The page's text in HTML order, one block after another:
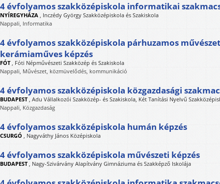
4 évfolyamos szakközépiskola informatikai
NYÍREGYHÁZA , Inczédy György Szakközépiskola és Szakiskola
Nappali, Informatika
4 évfolyamos szakközépiskola párhuzamos
kerámiaműves képzés
FÓT, Fóti Népművészeti Szakközép és Szakiskola
Nappali, Művészet, közmüvelődés, kommunikáció
4 évfolyamos szakközépiskola közgazdasági
BUDAPEST, Adu Vállalkozói Szakközép- és Szakiskola, Két Tanítási Nyelvű
Nappali, Közgazdaság
4 évfolyamos szakközépiskola humán képzés
CSURGÓ , Nagyváthy János Középiskola
4 évfolyamos szakközépiskola művészeti képzés
BUDAPEST, Nagy-Szivárvány Alapítvány Gimnáziuma és Szakképző Iskolája